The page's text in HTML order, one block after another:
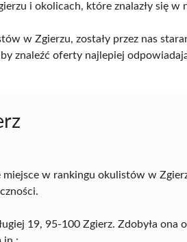
i okolicach, które znalazły się w
w Zgierzu, zostały przez nas
znaleźć oferty najlepiej
miejsce w rankingu okulistów w
19, 95-100 Zgierz. Zdobyła ona